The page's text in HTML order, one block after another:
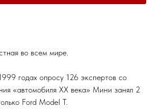
во всем мире.
годах опросу 126 экспертов со
«автомобиля XX века» Мини занял 2
Ford Model T.